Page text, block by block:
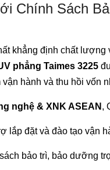
Chính Sách
khẳng định chất
phẳng Taimes 3225
hành và thu hồi vốn
nghệ & XNK ASEAN ,
lắp đặt và đào tạo vận
bảo trì, bảo dưỡng